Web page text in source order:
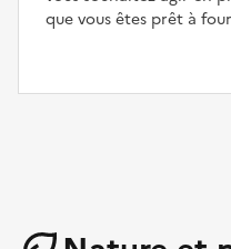
que vous êtes prêt à